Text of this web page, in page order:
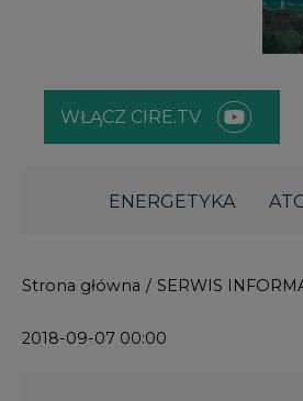
WŁĄCZ CIRE.TV
ENERGETYKA
Strona główna / SERWIS
2018-09-07 00:00